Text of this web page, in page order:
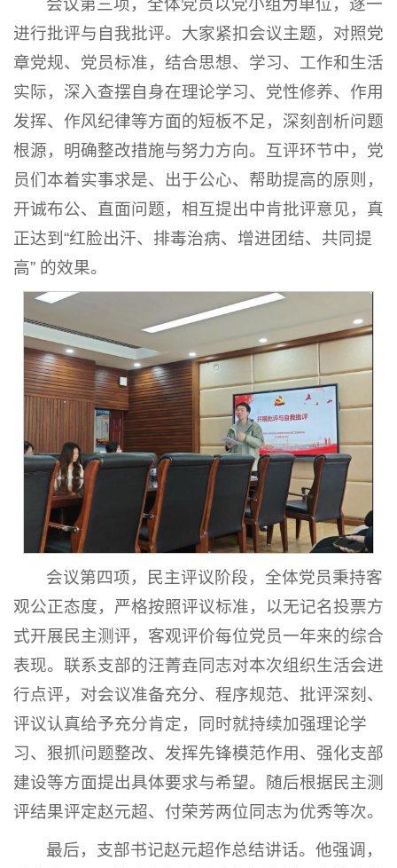
进行批评与自我批评。大家紧扣会议主题，对照党
章党规、党员标准，结合思想、学习、工作和生活
实际，深入查摆自身在理论学习、党性修养、作用
发挥、作风纪律等方面的短板不足，深刻剖析问题
根源，明确整改措施与努力方向。互评环节中，党
员们本着实事求是、出于公心、帮助提高的原则，
开诚布公、直面问题，相互提出中肯批评意见，真
正达到“红脸出汗、排毒治病、增进团结、共同提
高” 的效果。
会议第四项，民主评议阶段，全体党员秉持客
观公正态度，严格按照评议标准，以无记名投票方
式开展民主测评，客观评价每位党员一年来的综合
表现。联系支部的汪菁垚同志对本次组织生活会进
行点评，对会议准备充分、程序规范、批评深刻、
评议认真给予充分肯定，同时就持续加强理论学
习、狠抓问题整改、发挥先锋模范作用、强化支部
建设等方面提出具体要求与希望。随后根据民主测
评结果评定赵元超、付荣芳两位同志为优秀等次。
最后，支部书记赵元超作总结讲话。他强调，